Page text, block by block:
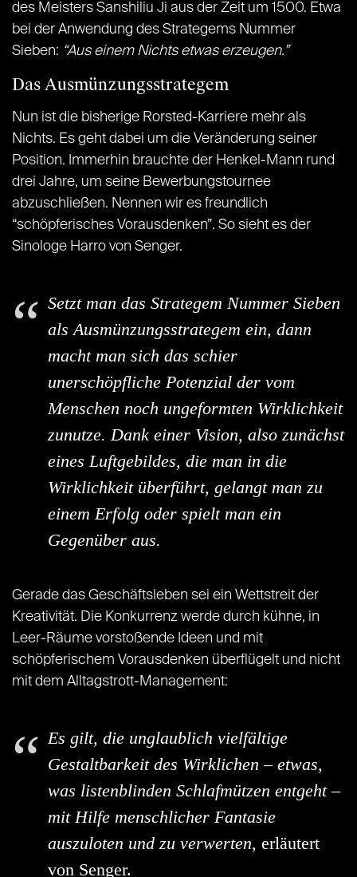
des Meisters Sanshiliu Ji aus der Zeit um 1500. Etwa
bei der Anwendung des Strategems Nummer
Sieben: “Aus einem Nichts etwas erzeugen.”
Das Ausmünzungsstrategem
Nun ist die bisherige Rorsted-Karriere mehr als
Nichts. Es geht dabei um die Veränderung seiner
Position. Immerhin brauchte der Henkel-Mann rund
drei Jahre, um seine Bewerbungstournee
abzuschließen. Nennen wir es freundlich
“schöpferisches Vorausdenken”. So sieht es der
Sinologe Harro von Senger.
Setzt man das Strategem Nummer Sieben
als Ausmünzungsstrategem ein, dann
macht man sich das schier
unerschöpfliche Potenzial der vom
Menschen noch ungeformten Wirklichkeit
zunutze. Dank einer Vision, also zunächst
eines Luftgebildes, die man in die
Wirklichkeit überführt, gelangt man zu
einem Erfolg oder spielt man ein
Gegenüber aus.
Gerade das Geschäftsleben sei ein Wettstreit der
Kreativität. Die Konkurrenz werde durch kühne, in
Leer-Räume vorstoßende Ideen und mit
schöpferischem Vorausdenken überflügelt und nicht
mit dem Alltagstrott-Management:
Es gilt, die unglaublich vielfältige
Gestaltbarkeit des Wirklichen – etwas,
was listenblinden Schlafmützen entgeht –
mit Hilfe menschlicher Fantasie
auszuloten und zu verwerten, erläutert
von Senger.